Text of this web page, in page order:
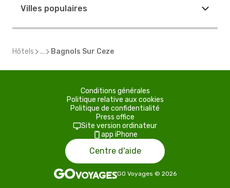
Villes populaires
Hôtels ... Bagnols Sur Ceze
Conditions générales
Politique relative aux cookies
Politique de confidentialité
Press office
Site version ordinateur
app iPhone
Centre d'aide
GO Voyages © 2026